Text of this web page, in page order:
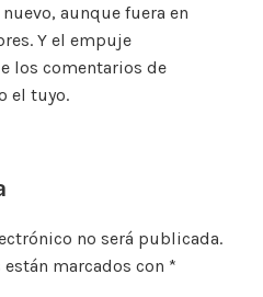
aunque fuera en
Y el empuje
los comentarios de
el tuyo.
no será publicada.
marcados con *